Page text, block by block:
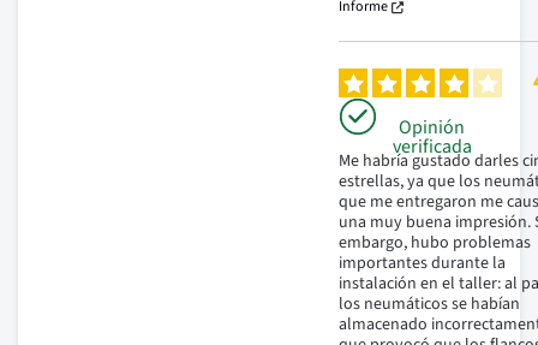
Informe
Opinión
verificada
Me habría gustado darles
estrellas, ya que los
que me entregaron me
una muy buena impresión.
embargo, hubo problemas
importantes durante la
instalación en el taller: al
los neumáticos se habían
almacenado